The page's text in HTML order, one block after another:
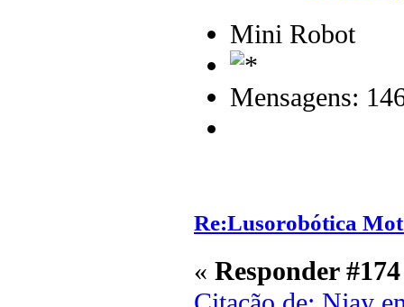
Mini Robot
Mensagens:
Re:Lusorobótica
« Responder